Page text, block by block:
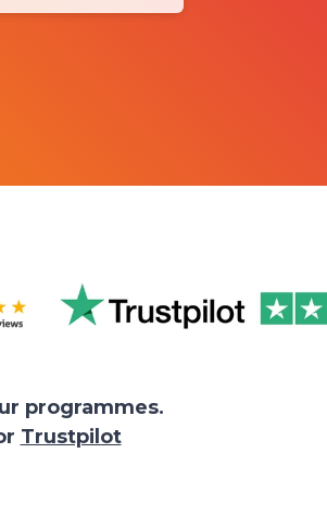
programmes.
Trustpilot